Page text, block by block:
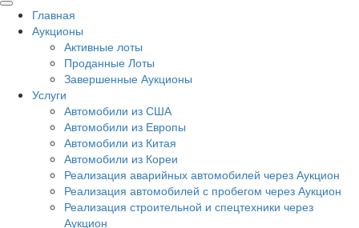
Главная
Аукционы
Активные лоты
Проданные Лоты
Завершенные Аукционы
Услуги
Автомобили из США
Автомобили из Европы
Автомобили из Китая
Автомобили из Кореи
Реализация аварийных автомобилей через Аукцион
Реализация автомобилей с пробегом через Аукцион
Реализация строительной и спецтехники через
Аукцион